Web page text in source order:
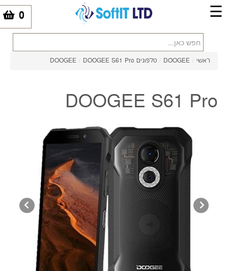
0 ☰
ראשי /
DOOGEE
/ טלפונים DOOGEE / DOOGEE S61 Pro
DOOGEE S61 Pro